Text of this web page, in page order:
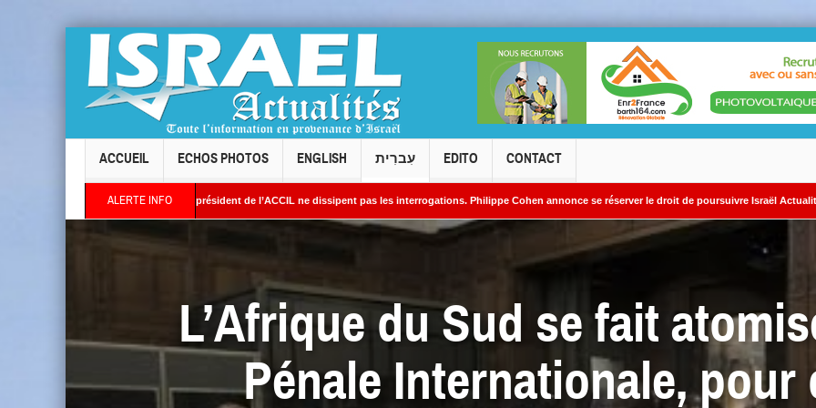
ACCUEIL ECHOS PHOTOS ENGLISH עִברִית EDITO CONTACT
ALERTE INFO
: les réponses du président de l’ACCIL ne dissipent pas les interrogations. Philippe Cohen annonce se réserver le droit de poursuivre Israël Actualités en
: Des images satellites révèlent une activité jugée « inquiétante » sur des sites nucléaires iraniens
L’Afrique du Sud se fait
Pénale Internationale, pour